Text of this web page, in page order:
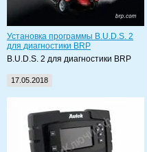
Установка программы B.U.D.S. 2
для диагностики BRP
B.U.D.S. 2 для диагностики BRP
17.05.2018